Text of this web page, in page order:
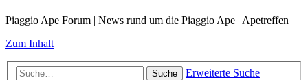
Piaggio Ape Forum | News rund um die Piaggio Ape | Apetreffen
Zum Inhalt
Suche Erweiterte Suche